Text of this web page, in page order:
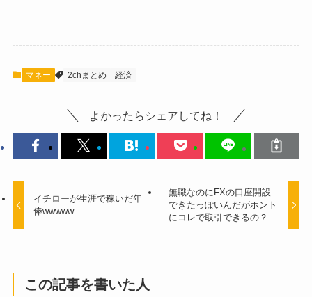
マネー 2chまとめ 経済
よかったらシェアしてね！
イチローが生涯で稼いだ年
俸wwwww
無職なのにFXの口座開設
できたっぽいんだがホント
にコレで取引できるの？
この記事を書いた人